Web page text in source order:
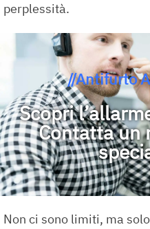
perplessità.
//Antifurto
Scopri
Contatta un
Non ci sono limiti, ma